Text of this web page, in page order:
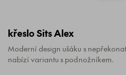
křeslo Sits Alex
Moderní design ušáku s
nabízí variantu s podnožníkem.